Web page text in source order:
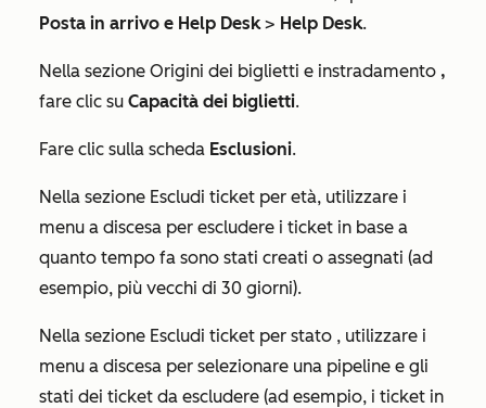
Posta in arrivo e Help Desk> Help Desk.
Nella sezione Origini dei biglietti e instradamento ,
fare clic su Capacità dei biglietti.
Fare clic sulla scheda Esclusioni.
Nella sezione Escludi ticket per età, utilizzare i
menu a discesa per escludere i ticket in base a
quanto tempo fa sono stati creati o assegnati (ad
esempio, più vecchi di 30 giorni).
Nella sezione Escludi ticket per stato , utilizzare i
menu a discesa per selezionare una pipeline e gli
stati dei ticket da escludere (ad esempio, i ticket in